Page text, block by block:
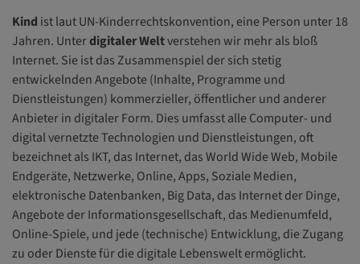
Kind ist laut UN-Kinderrechtskonvention, eine Person unter 18
Jahren. Unterdigitaler Weltverstehen wir mehr als bloß
Internet. Sie ist das Zusammenspiel der sich stetig
entwickelnden Angebote (Inhalte, Programme und
Dienstleistungen) kommerzieller, öffentlicher und anderer
Anbieter in digitaler Form. Dies umfasst alle Computer- und
digital vernetzte Technologien und Dienstleistungen, oft
bezeichnet als IKT, das Internet, das World Wide Web, Mobile
Endgeräte, Netzwerke, Online, Apps, Soziale Medien,
elektronische Datenbanken, Big Data, das Internet der Dinge,
Angebote der Informationsgesellschaft, das Medienumfeld,
Online-Spiele, und jede (technische) Entwicklung, die Zugang
zu oder Dienste für die digitale Lebenswelt ermöglicht.